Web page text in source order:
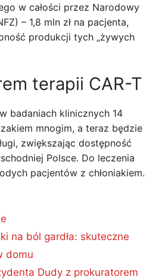
w całości przez Narodowy
– 1,8 mln zł na pacjenta,
produkcji tych „żywych
terapii CAR-T
badaniach klinicznych 14
mnogim, a teraz będzie
zwiększając dostępność
Polsce. Do leczenia
pacjentów z chłoniakiem.
na ból gardła: skuteczne
domu
Dudy z prokuratorem